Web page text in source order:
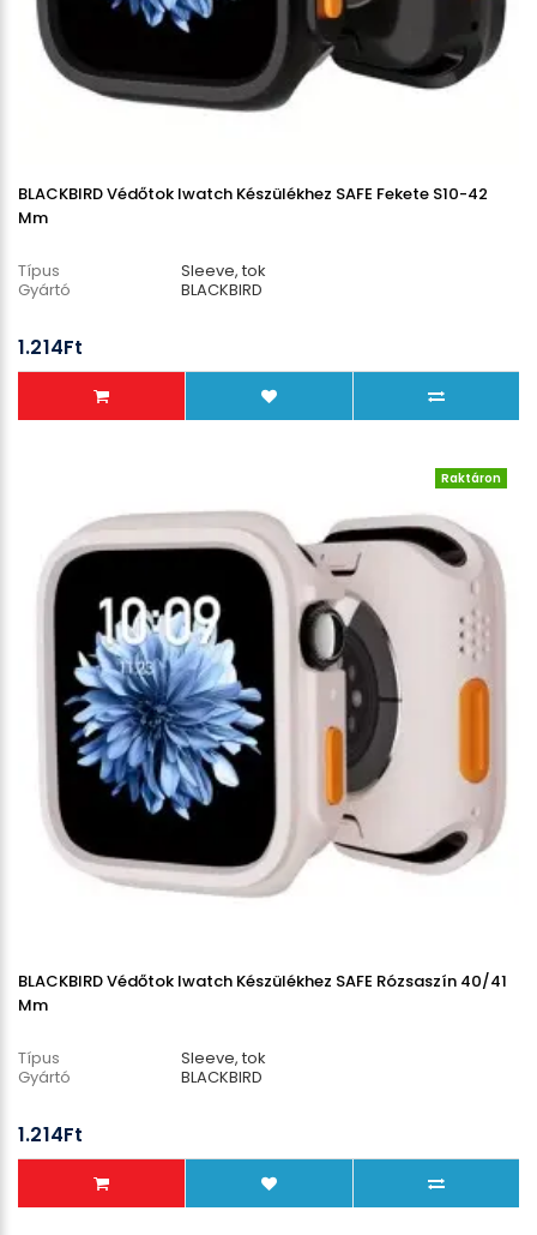
BLACKBIRD Védőtok Iwatch Készülékhez SAFE Fekete S10-42
Mm
Típus
Sleeve, tok
Gyártó
BLACKBIRD
1.214Ft
Raktáron
BLACKBIRD Védőtok Iwatch Készülékhez SAFE Rózsaszín 40/41
Mm
Típus
Sleeve, tok
Gyártó
BLACKBIRD
1.214Ft